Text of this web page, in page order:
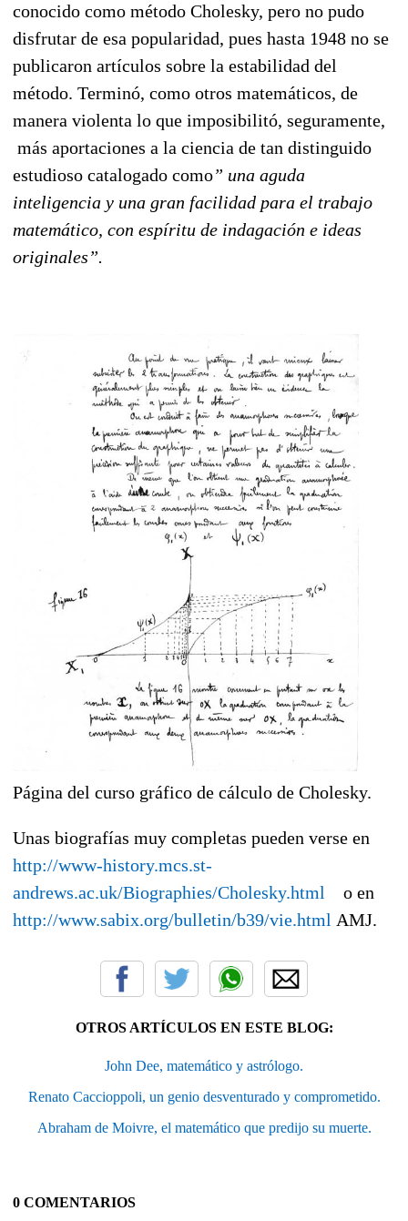
conocido como método Cholesky, pero no pudo
disfrutar de esa popularidad, pues hasta 1948 no se
publicaron artículos sobre la estabilidad del
método. Terminó, como otros matemáticos, de
manera violenta lo que imposibilitó, seguramente,
más aportaciones a la ciencia de tan distinguido
estudioso catalogado como” una aguda
inteligencia y una gran facilidad para el trabajo
matemático, con espíritu de indagación e ideas
originales”.
Página del curso gráfico de cálculo de Cholesky.
Unas biografías muy completas pueden verse en
http://www-history.mcs.st-
andrews.ac.uk/Biographies/Cholesky.html o en
http://www.sabix.org/bulletin/b39/vie.html AMJ.
OTROS ARTÍCULOS EN ESTE BLOG:
John Dee, matemático y astrólogo.
Renato Caccioppoli, un genio desventurado y comprometido.
Abraham de Moivre, el matemático que predijo su muerte.
0 COMENTARIOS